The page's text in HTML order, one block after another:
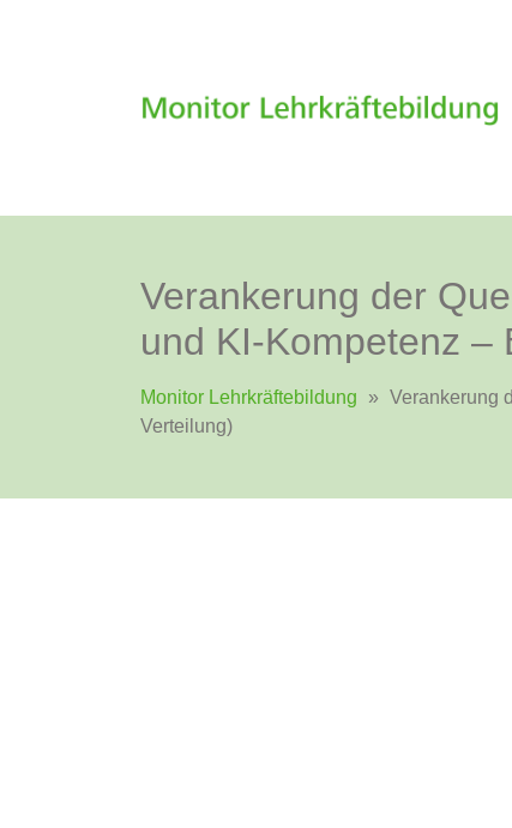
Verankerung der
und KI-Kompetenz –
Monitor Lehrkräftebildung » Verankerung
Verteilung)